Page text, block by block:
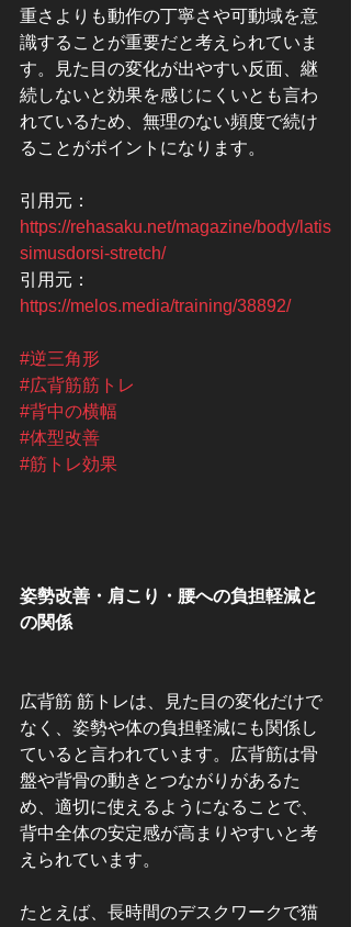
重さよりも動作の丁寧さや可動域を意
識することが重要だと考えられていま
す。見た目の変化が出やすい反面、継
続しないと効果を感じにくいとも言わ
れているため、無理のない頻度で続け
ることがポイントになります。
引用元：
https://rehasaku.net/magazine/body/latis
simusdorsi-stretch/
引用元：
https://melos.media/training/38892/
#逆三角形
#広背筋筋トレ
#背中の横幅
#体型改善
#筋トレ効果
姿勢改善・肩こり・腰への負担軽減と
の関係
広背筋 筋トレは、見た目の変化だけで
なく、姿勢や体の負担軽減にも関係し
ていると言われています。広背筋は骨
盤や背骨の動きとつながりがあるた
め、適切に使えるようになることで、
背中全体の安定感が高まりやすいと考
えられています。
たとえば、長時間のデスクワークで猫